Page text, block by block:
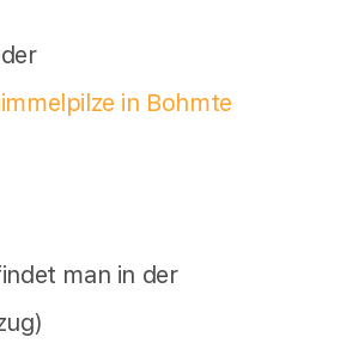
in Bohmte
man in der